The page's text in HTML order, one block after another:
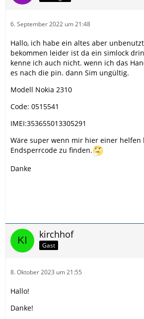
6. September 2022 um 21:48
Hallo, ich habe ein altes aber
bekommen leider ist da ein simlock
kenne ich auch nicht. wenn ich das
es nach die pin. dann Sim ungültig.
Modell Nokia 2310
Code: 0515541
IMEI:353655013305291
Wäre super wenn mir hier einer helfen
Endsperrcode zu finden.
Danke
kirchhof
Gast
8. Oktober 2023 um 21:55
Hallo!
Danke!